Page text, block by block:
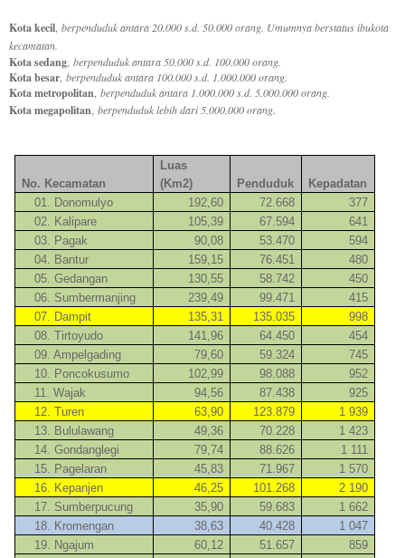
Kota kecil berpenduduk antara 20.000 s.d. 50.000 orang. Umumnya berstatus ibukota
kecamatan.
Kota sedang berpenduduk antara 50.000 s.d. 100.000 orang.
Kota besar berpenduduk antara 100.000 s.d. 1.000.000 orang.
Kota metropolitan berpenduduk antara 1.000.000 s.d. 5.000.000 orang.
Kota megapolitan berpenduduk lebih dari 5.000.000 orang.
No. Kecamatan
Luas
(Km2)
Penduduk
Kepadatan
01. Donomulyo
192,60 72.668
377
02. Kalipare
105,39 67.594
641
03. Pagak
90,08 53.470
594
04. Bantur
159,15 76.451
480
05. Gedangan
130,55 58.742
450
06. Sumbermanjing
239,49 99.471
415
07. Dampit
135,31 135.035
998
08. Tirtoyudo
141,96 64.450
454
09. Ampelgading
79,60 59.324
745
10. Poncokusumo
102,99 98.088
952
11. Wajak
94,56 87.438
925
12. Turen
63,90 123.879
1 939
13. Bululawang
49,36 70.228
1 423
14. Gondanglegi
79,74 88.626
1 111
15. Pagelaran
45,83 71.967
1 570
16. Kepanjen
46,25 101.268
2 190
17. Sumberpucung
35,90 59.683
1 662
18. Kromengan
38,63 40.428
1 047
19. Ngajum
60,12 51.657
859